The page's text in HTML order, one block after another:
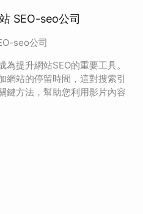
SEO-seo公司
seo公司
提升網站SEO的重要工具。
網站的停留時間，這對搜索引
鍵方法，幫助您利用影片內容